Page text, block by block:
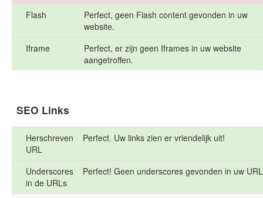
Flash
Perfect, geen Flash content gevonden in uw
website.
Iframe
Perfect, er zijn geen Iframes in uw website
aangetroffen.
SEO Links
Herschreven
URL
Perfect. Uw links zien er vriendelijk uit!
Underscores
in de URLs
Perfect! Geen underscores gevonden in uw